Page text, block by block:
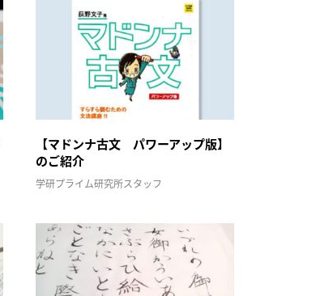
【マドンナ古文 パワーアップ版】
のご紹介
学研プライム研究所スタッフ